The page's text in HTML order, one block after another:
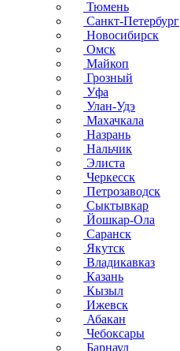
Тюмень
Санкт-Петербург
Новосибирск
Омск
Майкоп
Грозный
Уфа
Улан-Удэ
Махачкала
Назрань
Нальчик
Элиста
Черкесск
Петрозаводск
Сыктывкар
Йошкар-Ола
Саранск
Якутск
Владикавказ
Казань
Кызыл
Ижевск
Абакан
Чебоксары
Барнаул